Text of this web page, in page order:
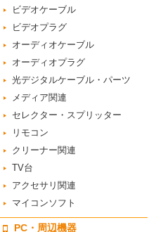
ビデオケーブル
ビデオプラグ
オーディオケーブル
オーディオプラグ
光デジタルケーブル・パーツ
メディア関連
セレクター・スプリッター
リモコン
クリーナー関連
TV台
アクセサリ関連
マイコンソフト
PC・周辺機器